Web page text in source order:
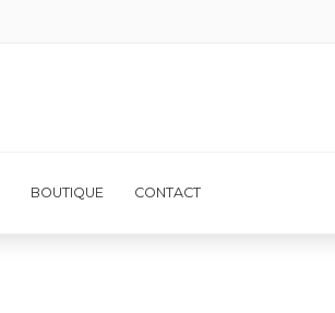
BOUTIQUE CONTACT